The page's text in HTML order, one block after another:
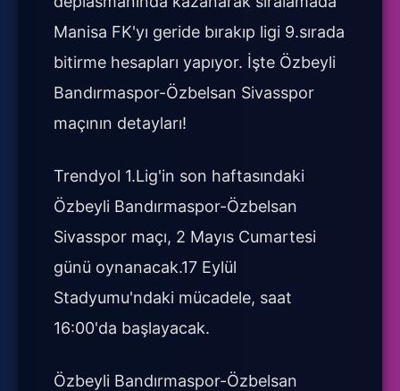
Manisa FK'yı geride bırakıp ligi 9.sırada
bitirme hesapları yapıyor. İşte Özbeyli
Bandırmaspor-Özbelsan Sivasspor
maçının detayları!
Trendyol 1.Lig'in son haftasındaki
Özbeyli Bandırmaspor-Özbelsan
Sivasspor maçı, 2 Mayıs Cumartesi
günü oynanacak.17 Eylül
Stadyumu'ndaki mücadele, saat
16:00'da başlayacak.
Özbeyli Bandırmaspor-Özbelsan